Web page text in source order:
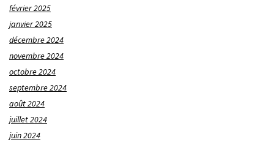
février 2025
janvier 2025
décembre 2024
novembre 2024
octobre 2024
septembre 2024
août 2024
juillet 2024
juin 2024